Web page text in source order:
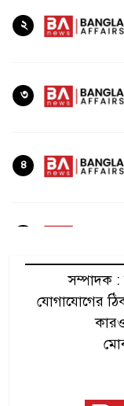
২
৩
৪
সম্পাদক :
যোগাযোগের